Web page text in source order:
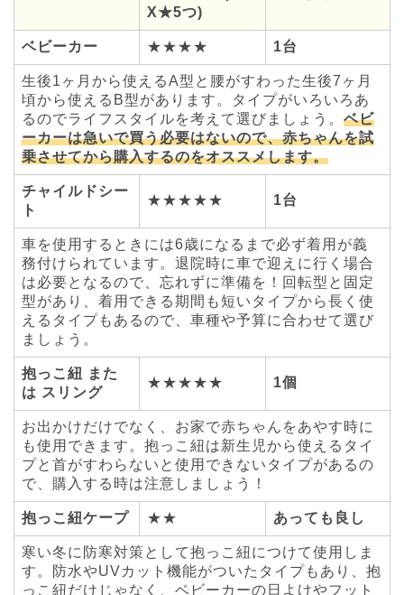
X★5つ)
ベビーカー ★★★★ 1台
生後1ヶ月から使えるA型と腰がすわった生後7ヶ月
頃から使えるB型があります。タイプがいろいろあ
るのでライフスタイルを考えて選びましょう。 ベビ
ーカーは急いで買う必要はないので、赤ちゃんを試
乗させてから購入するのをオススメします。
チャイルドシー
ト
★★★★★ 1台
車を使用するときには6歳になるまで必ず着用が義
務付けられています。退院時に車で迎えに行く場合
は必要となるので、忘れずに準備を！回転型と固定
型があり、着用できる期間も短いタイプから長く使
えるタイプもあるので、車種や予算に合わせて選び
ましょう。
抱っこ紐 また
は スリング
★★★★★ 1個
お出かけだけでなく、お家で赤ちゃんをあやす時に
も使用できます。抱っこ紐は新生児から使えるタイ
プと首がすわらないと使用できないタイプがあるの
で、購入する時は注意しましょう！
抱っこ紐ケープ ★★ あっても良し
寒い冬に防寒対策として抱っこ紐につけて使用しま
す。防水やUVカット機能がついたタイプもあり、抱
っこ紐だけじゃなく、ベビーカーの日よけやフット